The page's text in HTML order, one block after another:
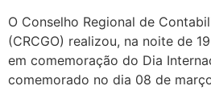
O Conselho Regional de
(CRCGO) realizou, na noite de
em comemoração do Dia
comemorado no dia 08 de